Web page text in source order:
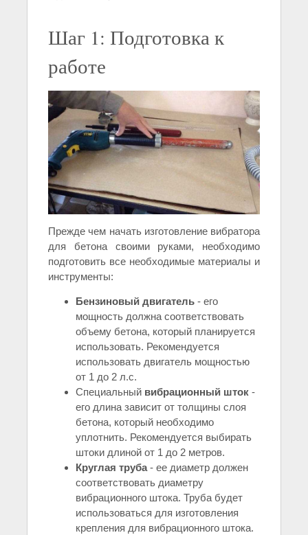
Шаг 1: Подготовка к
работе
Прежде чем начать изготовление вибратора
для бетона своими руками, необходимо
подготовить все необходимые материалы и
инструменты:
Бензиновый двигатель - его
мощность должна соответствовать
объему бетона, который планируется
использовать. Рекомендуется
использовать двигатель мощностью
от 1 до 2 л.с.
Специальный вибрационный шток -
его длина зависит от толщины слоя
бетона, который необходимо
уплотнить. Рекомендуется выбирать
штоки длиной от 1 до 2 метров.
Круглая труба- ее диаметр должен
соответствовать диаметру
вибрационного штока. Труба будет
использоваться для изготовления
крепления для вибрационного штока.